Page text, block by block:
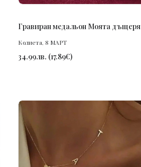
ПОРЪЧАЙ
Гравиран медальон Моята дъщеря
Колиета, 8 МАРТ
34.99лв. (17.89€)